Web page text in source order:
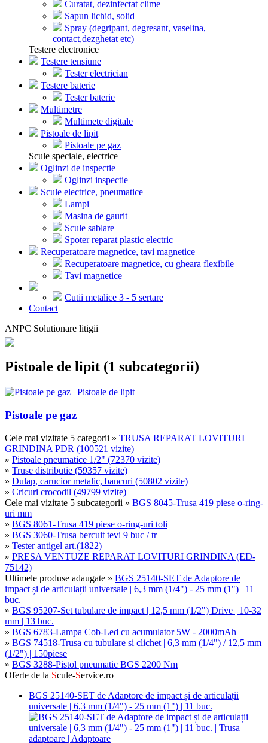
Curatat, dezinfectat clime
Sapun lichid, solid
Spray (degripant, degresant, vaselina,
contact,dezghetat etc)
Testere electronice
Testere tensiune
Tester electrician
Testere baterie
Tester baterie
Multimetre
Multimete digitale
Pistoale de lipit
Pistoale pe gaz
Scule speciale, electrice
Oglinzi de inspectie
Oglinzi inspectie
Scule electrice, pneumatice
Lampi
Masina de gaurit
Scule sablare
Spoter reparat plastic electric
Recuperatoare magnetice, tavi magnetice
Recuperatoare magnetice, cu gheara flexibile
Tavi magnetice
Cutii metalice 3 - 5 sertare
Contact
ANPC Solutionare litigii
Pistoale de lipit (1 subcategorii)
Pistoale pe gaz
Cele mai vizitate 5 categorii » TRUSA REPARAT LOVITURI
GRINDINA PDR (100521 vizite)
» Pistoale pneumatice 1/2" (72370 vizite)
» Truse distributie (59357 vizite)
» Dulap, carucior metalic, bancuri (50802 vizite)
» Cricuri crocodil (49799 vizite)
Cele mai vizitate 5 subcategorii » BGS 8045-Trusa 419 piese o-ring-
uri mm
» BGS 8061-Trusa 419 piese o-ring-uri toli
» BGS 3060-Trusa bercuit tevi 9 buc / tr
» Tester antigel art.(1822)
» PRESA VENTUZE REPARAT LOVITURI GRINDINA (ED-
75142)
Ultimele produse adaugate » BGS 25140-SET de Adaptore de
impact și de articulații universale | 6,3 mm (1/4") - 25 mm (1") | 11
buc.
» BGS 95207-Set tubulare de impact | 12,5 mm (1/2") Drive | 10-32
mm | 13 buc.
» BGS 6783-Lampa Cob-Led cu acumulator 5W - 2000mAh
» BGS 74518-Trusa cu tubulare si clichet | 6,3 mm (1/4") / 12,5 mm
(1/2") | 150piese
» BGS 3288-Pistol pneumatic BGS 2200 Nm
Oferte de la Scule-Service.ro
BGS 25140-SET de Adaptore de impact și de articulații
universale | 6,3 mm (1/4") - 25 mm (1") | 11 buc.